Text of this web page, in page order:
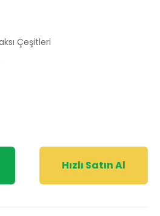
Çeşitleri
Hızlı Satın Al